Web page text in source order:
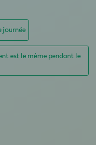
journée
est le même pendant le